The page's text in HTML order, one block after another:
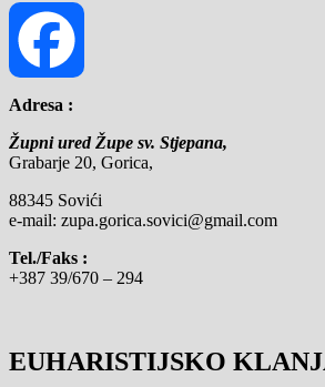
Facebook
Adresa :
Župni ured Župe sv. Stjepana,
Grabarje 20, Gorica,
88345 Sovići
e-mail: zupa.gorica.sovici@gmail.com
Tel./Faks :
+387 39/670 – 294
EUHARISTIJSKO